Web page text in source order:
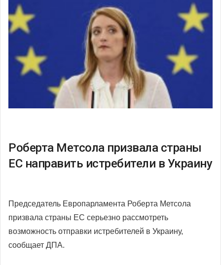
Роберта Метсола призвала страны
ЕС направить истребители в Украину
Председатель Европарламента Роберта Метсола
призвала страны ЕС серьезно рассмотреть
возможность отправки истребителей в Украину,
сообщает ДПА.